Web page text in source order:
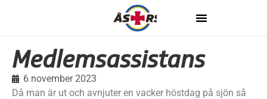
Medlemsassistans
6 november 2023
Då man är ut och avnjuter en vacker höstdag på sjön så